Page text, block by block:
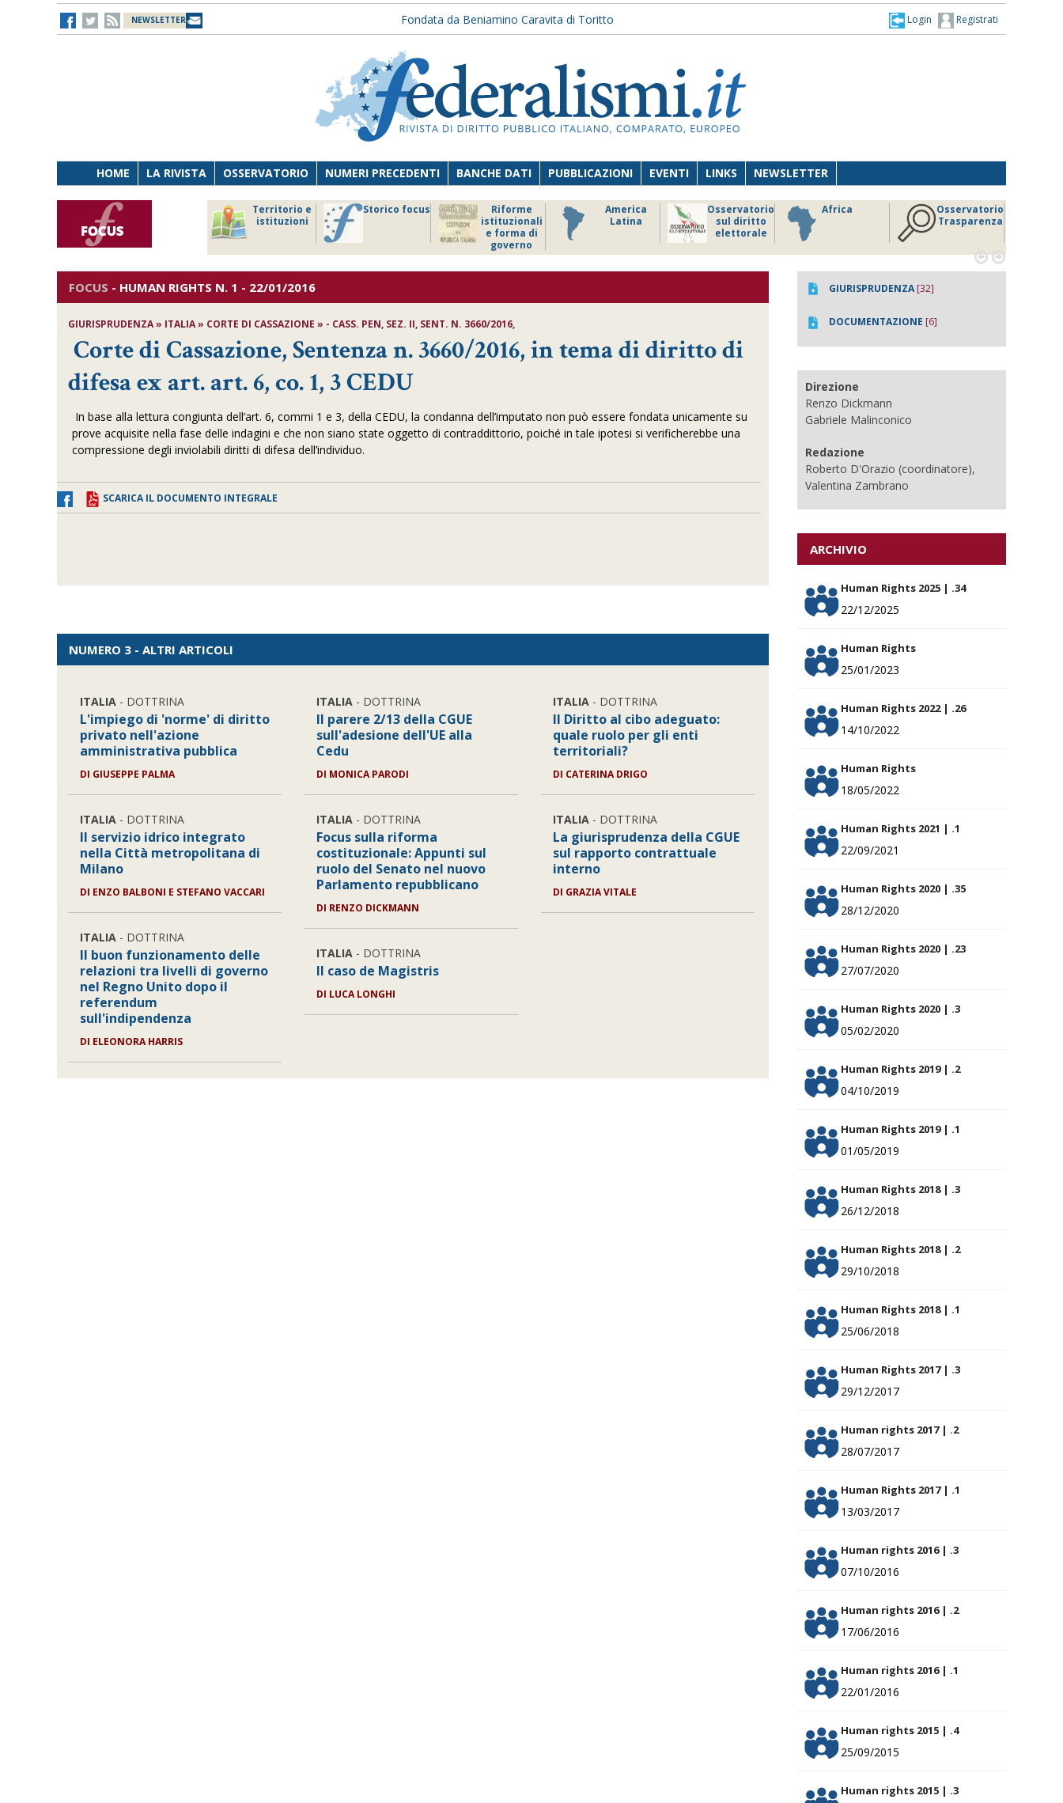
NEWSLETTER Fondata da Beniamino Caravita di Toritto Registrati
Login
HOME LA RIVISTA OSSERVATORIO NUMERI PRECEDENTI BANCHE DATI PUBBLICAZIONI EVENTI LINKS NEWSLETTER
Territorio e
istituzioni
Storico focus
Riforme
istituzionali
e forma di
governo
America
Latina
Osservatorio
sul diritto
elettorale
Africa
Osservatorio
Trasparenza
 
FOCUS - HUMAN RIGHTS N. 1 - 22/01/2016
GIURISPRUDENZA » ITALIA » CORTE DI CASSAZIONE » - CASS. PEN, SEZ. II, SENT. N. 3660/2016,
Corte di Cassazione, Sentenza n. 3660/2016, in tema di diritto di
difesa ex art. art. 6, co. 1, 3 CEDU
In base alla lettura congiunta dell’art. 6, commi 1 e 3, della CEDU, la condanna dell’imputato non può essere fondata unicamente su
prove acquisite nella fase delle indagini e che non siano state oggetto di contraddittorio, poiché in tale ipotesi si verificherebbe una
compressione degli inviolabili diritti di difesa dell’individuo.
SCARICA IL DOCUMENTO INTEGRALE
NUMERO 3 - ALTRI ARTICOLI
ITALIA - DOTTRINA
L'impiego di 'norme' di diritto
privato nell'azione
amministrativa pubblica
DI GIUSEPPE PALMA
ITALIA - DOTTRINA
Il servizio idrico integrato
nella Città metropolitana di
Milano
DI ENZO BALBONI E STEFANO VACCARI
ITALIA - DOTTRINA
Il buon funzionamento delle
relazioni tra livelli di governo
nel Regno Unito dopo il
referendum
sull'indipendenza
DI ELEONORA HARRIS
ITALIA - DOTTRINA
Il parere 2/13 della CGUE
sull'adesione dell'UE alla
Cedu
DI MONICA PARODI
ITALIA - DOTTRINA
Focus sulla riforma
costituzionale: Appunti sul
ruolo del Senato nel nuovo
Parlamento repubblicano
DI RENZO DICKMANN
ITALIA - DOTTRINA
Il caso de Magistris
DI LUCA LONGHI
ITALIA- DOTTRINA
Il Diritto al cibo adeguato:
quale ruolo per gli enti
territoriali?
DI CATERINA DRIGO
ITALIA- DOTTRINA
La giurisprudenza della CGUE
sul rapporto contrattuale
interno
DI GRAZIA VITALE
GIURISPRUDENZA[32]
DOCUMENTAZIONE [6]
Direzione
Renzo Dickmann
Gabriele Malinconico
Redazione
Roberto D'Orazio (coordinatore),
Valentina Zambrano
ARCHIVIO
Human Rights 2025 | .34
22/12/2025
Human Rights
25/01/2023
Human Rights 2022 | .26
14/10/2022
Human Rights
18/05/2022
Human Rights 2021 | .1
22/09/2021
Human Rights 2020 | .35
28/12/2020
Human Rights 2020 | .23
27/07/2020
Human Rights 2020 | .3
05/02/2020
Human Rights 2019 | .2
04/10/2019
Human Rights 2019 | .1
01/05/2019
Human Rights 2018 | .3
26/12/2018
Human Rights 2018 | .2
29/10/2018
Human Rights 2018 | .1
25/06/2018
Human Rights 2017 | .3
29/12/2017
Human rights 2017 | .2
28/07/2017
Human Rights 2017 | .1
13/03/2017
Human rights 2016 | .3
07/10/2016
Human rights 2016 | .2
17/06/2016
Human rights 2016 | .1
22/01/2016
Human rights 2015 | .4
25/09/2015
Human rights 2015 | .3